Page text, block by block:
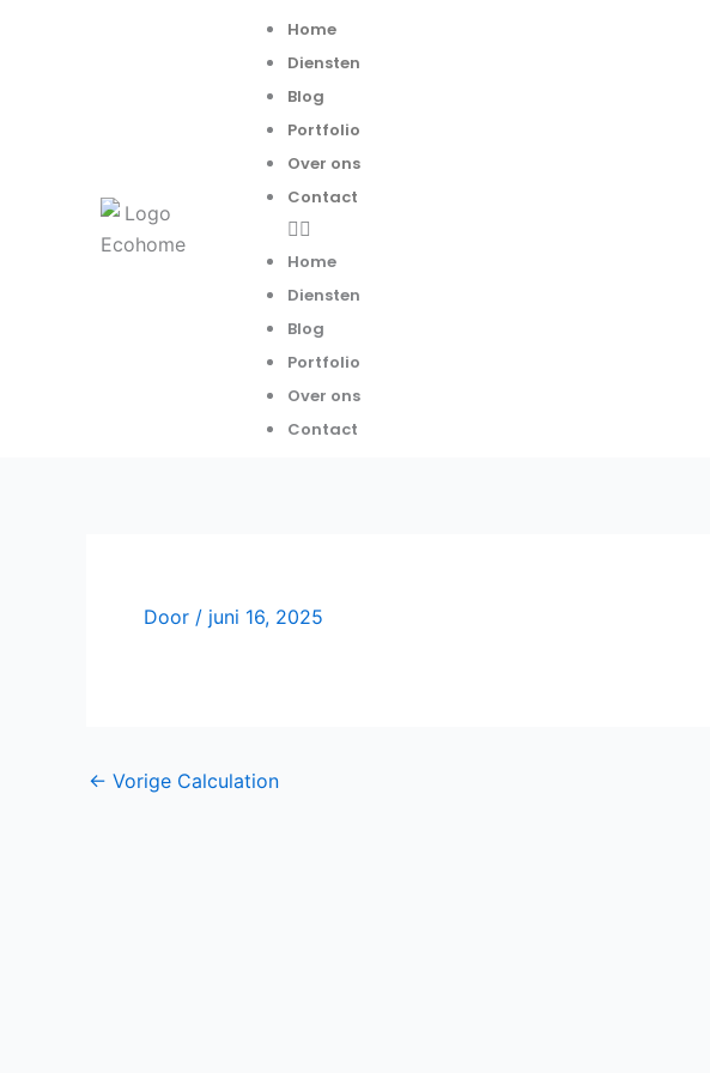
Home
Diensten
Blog
Portfolio
Over ons
Contact
Menu
Home
Diensten
Blog
Portfolio
Over ons
Contact
Door / juni 16, 2025
← Vorige Calculation